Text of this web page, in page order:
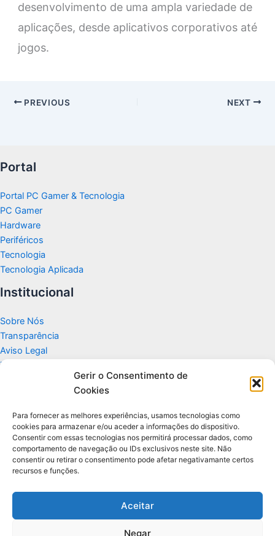
Gerir o Consentimento de
Cookies
Para fornecer as melhores experiências, usamos tecnologias como
cookies para armazenar e/ou aceder a informações do dispositivo.
Consentir com essas tecnologias nos permitirá processar dados, como
comportamento de navegação ou IDs exclusivos neste site. Não
consentir ou retirar o consentimento pode afetar negativamante certos
recursos e funções.
Aceitar
Negar
desenvolvimento de uma ampla variedade de
aplicações, desde aplicativos corporativos até
jogos.
PREVIOUS NEXT
Portal
Portal PC Gamer & Tecnologia
PC Gamer
Hardware
Periféricos
Tecnologia
Tecnologia Aplicada
Institucional
Sobre Nós
Transparência
Aviso Legal
Termos de Uso
Politicas de Privacidade e Cookies
Apoio
Glossário de Tecnologia
Portal editorial independente sobre tecnologia, PC Gamer e guias